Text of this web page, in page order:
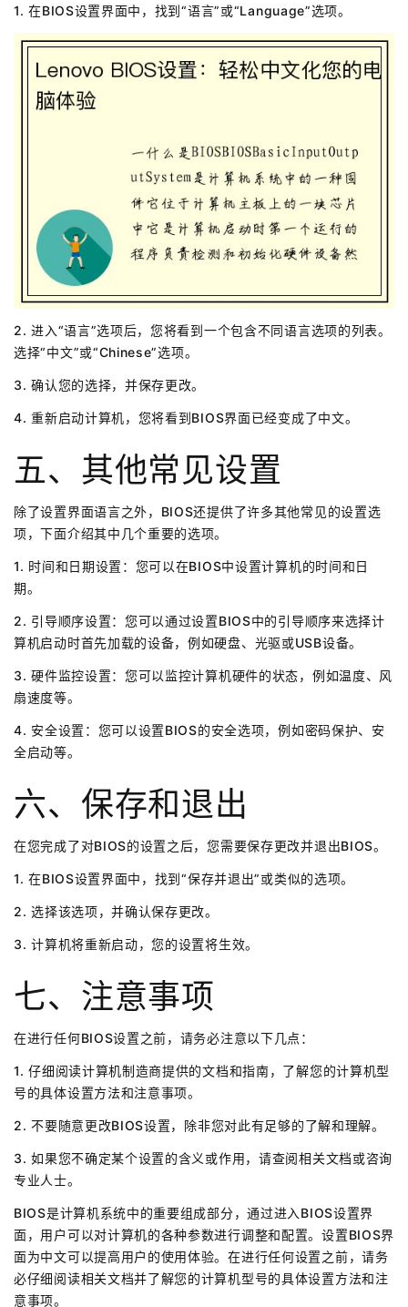
1. 在BIOS设置界面中，找到“语言”或“Language”选项。
2. 进入“语言”选项后，您将看到一个包含不同语言选项的列表。
选择“中文”或“Chinese”选项。
3. 确认您的选择，并保存更改。
4. 重新启动计算机，您将看到BIOS界面已经变成了中文。
五、其他常见设置
除了设置界面语言之外，BIOS还提供了许多其他常见的设置选
项，下面介绍其中几个重要的选项。
1. 时间和日期设置：您可以在BIOS中设置计算机的时间和日
期。
2. 引导顺序设置：您可以通过设置BIOS中的引导顺序来选择计
算机启动时首先加载的设备，例如硬盘、光驱或USB设备。
3. 硬件监控设置：您可以监控计算机硬件的状态，例如温度、风
扇速度等。
4. 安全设置：您可以设置BIOS的安全选项，例如密码保护、安
全启动等。
六、保存和退出
在您完成了对BIOS的设置之后，您需要保存更改并退出BIOS。
1. 在BIOS设置界面中，找到“保存并退出”或类似的选项。
2. 选择该选项，并确认保存更改。
3. 计算机将重新启动，您的设置将生效。
七、注意事项
在进行任何BIOS设置之前，请务必注意以下几点：
1. 仔细阅读计算机制造商提供的文档和指南，了解您的计算机型
号的具体设置方法和注意事项。
2. 不要随意更改BIOS设置，除非您对此有足够的了解和理解。
3. 如果您不确定某个设置的含义或作用，请查阅相关文档或咨询
专业人士。
BIOS是计算机系统中的重要组成部分，通过进入BIOS设置界
面，用户可以对计算机的各种参数进行调整和配置。设置BIOS界
面为中文可以提高用户的使用体验。在进行任何设置之前，请务
必仔细阅读相关文档并了解您的计算机型号的具体设置方法和注
意事项。